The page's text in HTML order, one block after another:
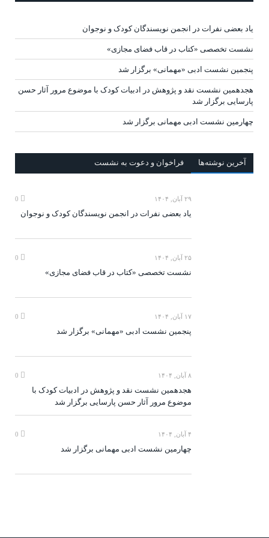
یاد بعضی نفرات در انجمن نویسندگان کودک و نوجوان
نشست تخصصی «کتاب در قاب فضای مجازی»
پنجمین نشست ادبی «مهمانی» برگزار شد
هجدهمین نشست نقد و پژوهش در ادبیات کودک با موضوع مرور آثار حسن
پارسایی برگزار شد
چهارمین نشست ادبی مهمانی برگزار شد
آخرين‌ نوشته‌ها فراخوان و دعوت به نشست
۲۹ آبان, ۱۴۰۴
یاد بعضی نفرات در انجمن نویسندگان کودک و نوجوان
۲۵ آبان, ۱۴۰۴
نشست تخصصی «کتاب در قاب فضای مجازی»
۱۷ آبان, ۱۴۰۴
پنجمین نشست ادبی «مهمانی» برگزار شد
۸ آبان, ۱۴۰۴
هجدهمین نشست نقد و پژوهش در ادبیات کودک با
موضوع مرور آثار حسن پارسایی برگزار شد
۴ آبان, ۱۴۰۴
چهارمین نشست ادبی مهمانی برگزار شد